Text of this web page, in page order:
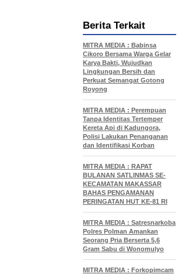
Berita Terkait
MITRA MEDIA : Babinsa
Cikoro Bersama Warga Gelar
Karya Bakti, Wujudkan
Lingkungan Bersih dan
Perkuat Semangat Gotong
Royong
MITRA MEDIA : Perempuan
Tanpa Identitas Tertemper
Kereta Api di Kadungora,
Polisi Lakukan Penanganan
dan Identifikasi Korban
MITRA MEDIA : RAPAT
BULANAN SATLINMAS SE-
KECAMATAN MAKASSAR
BAHAS PENGAMANAN
PERINGATAN HUT KE-81 RI
MITRA MEDIA : Satresnarkoba
Polres Polman Amankan
Seorang Pria Berserta 5,6
Gram Sabu di Wonomulyo
MITRA MEDIA : Forkopimcam